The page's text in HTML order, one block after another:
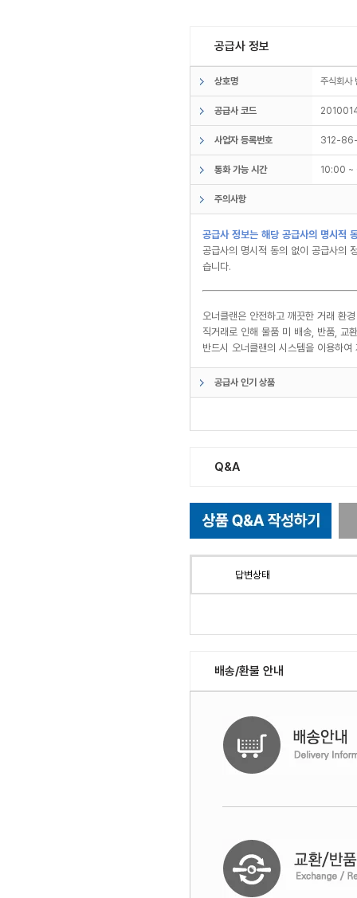
공급사 정보
상호명 주식회
공급사 코드
사업자 등록번호 312-
통화 가능 시간 10:00
주의사항
공급사 정보는 해당 공급사의 명시적
공급사의 명시적 동의 없이 공급사의
습니다.
오너클랜은 안전하고 깨끗한 거래 환
직거래로 인해 물품 미 배송, 반품, 교
반드시 오너클랜의 시스템을 이용하
공급사 인기 상품
Q&A
답변상태
배송/환불 안내